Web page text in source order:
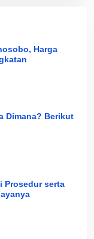
Harga
Dimana? Berikut
Prosedur serta